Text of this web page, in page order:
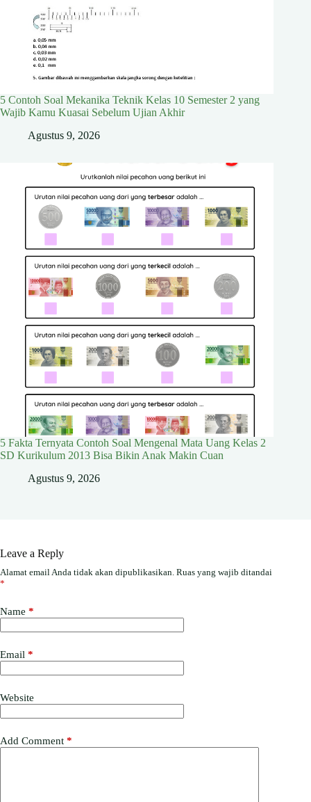
5 Contoh Soal Mekanika Teknik Kelas 10 Semester 2 yang
Wajib Kamu Kuasai Sebelum Ujian Akhir
Agustus 9, 2026
5 Fakta Ternyata Contoh Soal Mengenal Mata Uang Kelas 2
SD Kurikulum 2013 Bisa Bikin Anak Makin Cuan
Agustus 9, 2026
Leave a Reply
Alamat email Anda tidak akan dipublikasikan. Ruas yang wajib ditandai
*
Name *
Email *
Website
Add Comment *